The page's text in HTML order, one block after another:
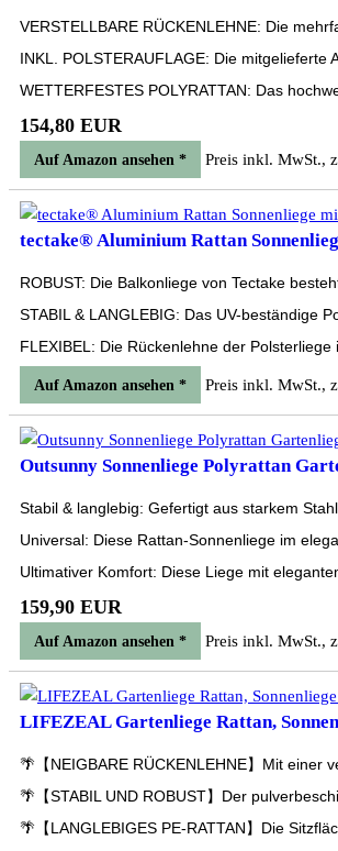
VERSTELLBARE RÜCKENLEHNE: Die
INKL. POLSTERAUFLAGE: Die
WETTERFESTES POLYRATTAN: Das
154,80 EUR
Auf Amazon ansehen * Preis inkl. MwSt.,
tectake® Aluminium Rattan
ROBUST: Die Balkonliege von Tectake
STABIL & LANGLEBIG: Das UV-beständige
FLEXIBEL: Die Rückenlehne der
Auf Amazon ansehen * Preis inkl. MwSt.,
Outsunny Sonnenliege Polyrattan
Stabil & langlebig: Gefertigt aus starkem
Universal: Diese Rattan-Sonnenliege im
Ultimativer Komfort: Diese Liege mit
159,90 EUR
Auf Amazon ansehen * Preis inkl. MwSt.,
LIFEZEAL Gartenliege Rattan,
🌴【NEIGBARE RÜCKENLEHNE】Mit einer
🌴【STABIL UND ROBUST】Der
🌴【LANGLEBIGES PE-RATTAN】Die